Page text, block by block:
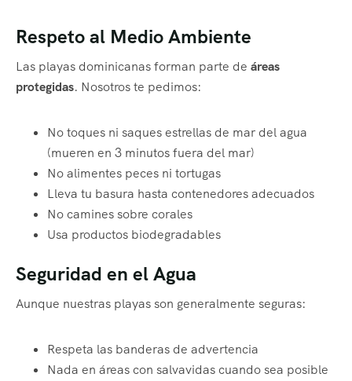
Respeto al Medio Ambiente
Las playas dominicanas forman parte de áreas
protegidas. Nosotros te pedimos:
No toques ni saques estrellas de mar del agua
(mueren en 3 minutos fuera del mar)
No alimentes peces ni tortugas
Lleva tu basura hasta contenedores adecuados
No camines sobre corales
Usa productos biodegradables
Seguridad en el Agua
Aunque nuestras playas son generalmente seguras:
Respeta las banderas de advertencia
Nada en áreas con salvavidas cuando sea posible